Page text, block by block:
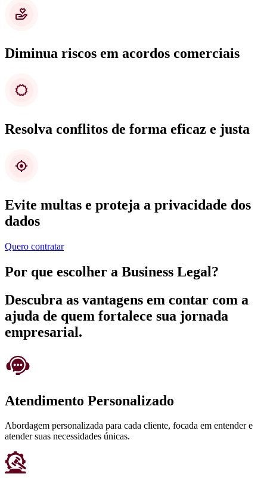
Diminua riscos em acordos comerciais
Resolva conflitos de forma eficaz e justa
Evite multas e proteja a privacidade dos
dados
Quero contratar
Por que escolher a Business Legal?
Descubra as vantagens em contar com a
ajuda de quem fortalece sua jornada
empresarial.
Atendimento Personalizado
Abordagem personalizada para cada cliente, focada em entender e
atender suas necessidades únicas.